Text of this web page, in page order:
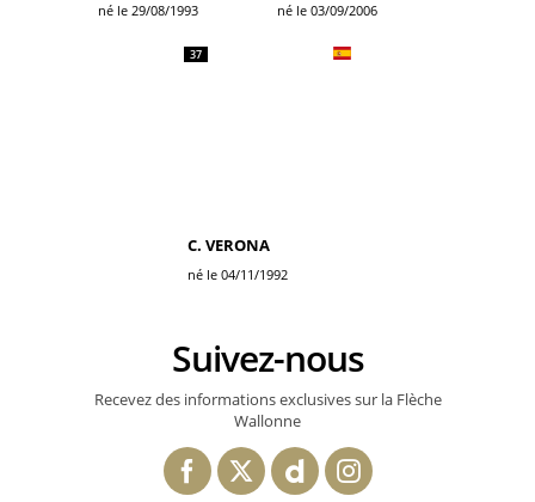
né le 29/08/1993 né le 03/09/2006
37
C. VERONA
né le 04/11/1992
Suivez-nous
Recevez des informations exclusives sur la Flèche
Wallonne